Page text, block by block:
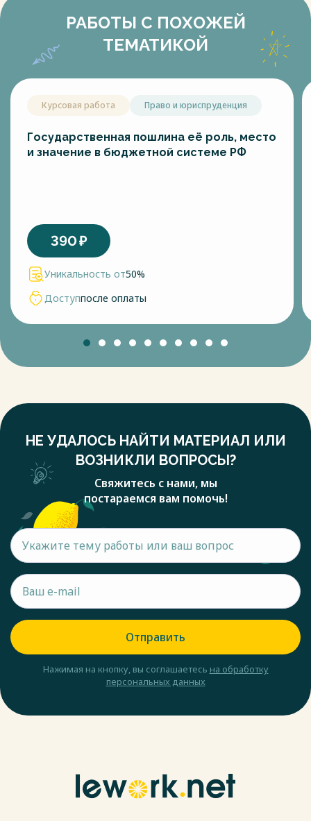
РАБОТЫ С ПОХОЖЕЙ
ТЕМАТИКОЙ
Курсовая работа Право и юриспруденция
Государственная пошлина её роль, место
и значение в бюджетной системе РФ
390₽
Уникальность от50%
Доступпосле оплаты
НЕ УДАЛОСЬ НАЙТИ МАТЕРИАЛ ИЛИ
ВОЗНИКЛИ ВОПРОСЫ?
Свяжитесь с нами, мы
постараемся вам помочь!
Отправить
Нажимая на кнопку, вы соглашаетесь на обработку
персональных данных